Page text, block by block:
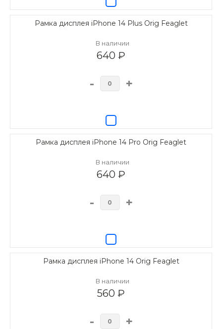
Рамка дисплея iPhone 14 Plus Orig Feaglet
В наличии
640 ₽
- +
Рамка дисплея iPhone 14 Pro Orig Feaglet
В наличии
640 ₽
- +
Рамка дисплея iPhone 14 Orig Feaglet
В наличии
560 ₽
- +